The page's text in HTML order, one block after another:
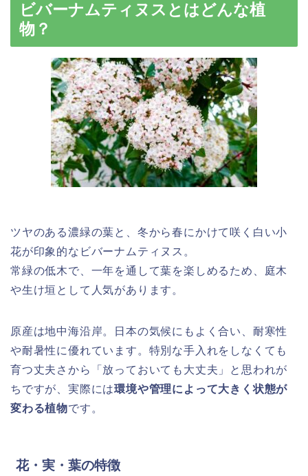
ビバーナムティヌスとはどんな植
物？
ツヤのある濃緑の葉と、冬から春にかけて咲く白い小
花が印象的なビバーナムティヌス。
常緑の低木で、一年を通して葉を楽しめるため、庭木
や生け垣として人気があります。
原産は地中海沿岸。日本の気候にもよく合い、耐寒性
や耐暑性に優れています。特別な手入れをしなくても
育つ丈夫さから「放っておいても大丈夫」と思われが
ちですが、実際には環境や管理によって大きく状態が
変わる植物です。
花・実・葉の特徴